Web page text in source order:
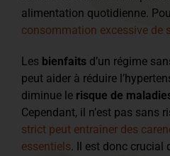
alimentation quotidienne.
consommation excessive de
Les bienfaits d’un régime
peut aider à réduire
diminue le risque de
Cependant, il n’est pas sans
strict peut entraîner des
essentiels. Il est donc crucial